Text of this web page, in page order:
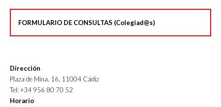
FORMULARIO DE CONSULTAS (Colegiad@s)
Dirección
Plaza de Mina, 16, 11004 Cádiz
Tel: +34 956 80 70 52
Horario